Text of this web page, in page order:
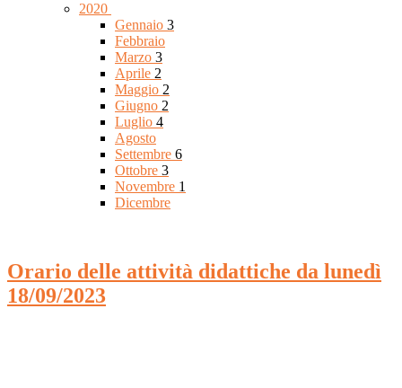
2020
Gennaio 3
Febbraio
Marzo 3
Aprile 2
Maggio 2
Giugno 2
Luglio 4
Agosto
Settembre 6
Ottobre 3
Novembre 1
Dicembre
Orario delle attività didattiche da lunedì
18/09/2023